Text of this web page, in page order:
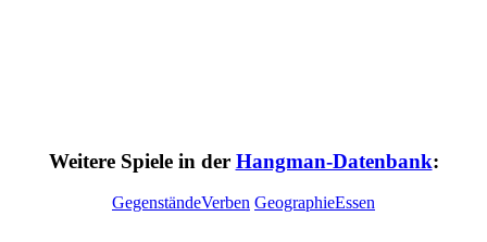
Weitere Spiele in der Hangman-Datenbank:
GegenständeVerben GeographieEssen